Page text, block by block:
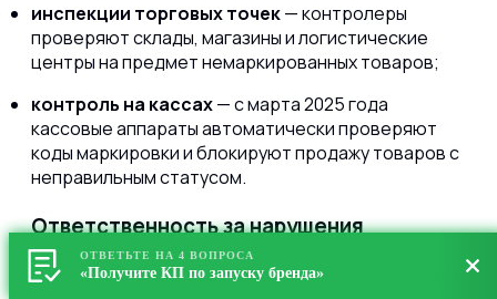
инспекции торговых точек— контролеры
проверяют склады, магазины и логистические
центры на предмет немаркированных товаров;
контроль на кассах— с марта 2025 года
кассовые аппараты автоматически проверяют
коды маркировки и блокируют продажу товаров с
неправильным статусом.
Ответственность за нарушения
Нарушение правил маркировки влечет серьезные
ОТВЕТЬТЕ НА 4 ВОПРОСА
«Получите КП по запуску бренда»